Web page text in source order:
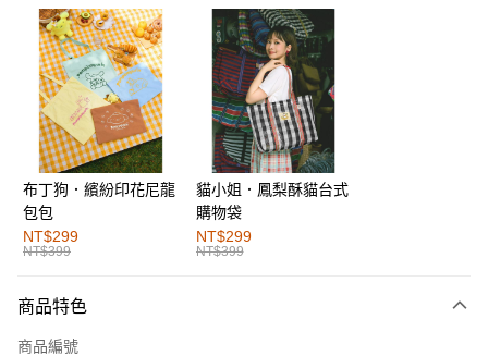
購物金
超商取貨付款
LINE Pay
街口支付
運送方式
全家取貨付款
每筆NT$60，滿NT$1,000(含以上)免運費
付款後全家取貨
布丁狗．繽紛印花尼龍
包包
NT$299
NT$399
貓小姐．鳳梨酥貓台式
購物袋
NT$299
NT$399
商品特色
商品編號